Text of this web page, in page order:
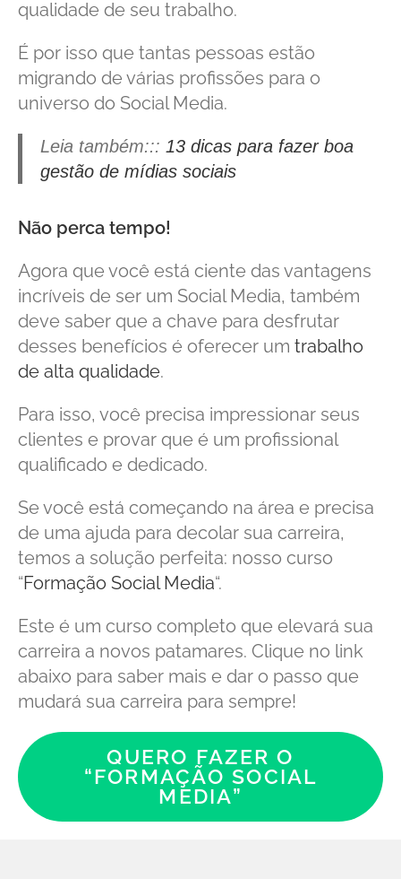
qualidade de seu trabalho.
É por isso que tantas pessoas estão
migrando de várias profissões para o
universo do Social Media.
Leia também::: 13 dicas para fazer boa
gestão de mídias sociais
Não perca tempo!
Agora que você está ciente das vantagens
incríveis de ser um Social Media, também
deve saber que a chave para desfrutar
desses benefícios é oferecer um trabalho
de alta qualidade.
Para isso, você precisa impressionar seus
clientes e provar que é um profissional
qualificado e dedicado.
Se você está começando na área e precisa
de uma ajuda para decolar sua carreira,
temos a solução perfeita: nosso curso
“Formação Social Media“.
Este é um curso completo que elevará sua
carreira a novos patamares. Clique no link
abaixo para saber mais e dar o passo que
mudará sua carreira para sempre!
QUERO FAZER O
“FORMAÇÃO SOCIAL
MEDIA”